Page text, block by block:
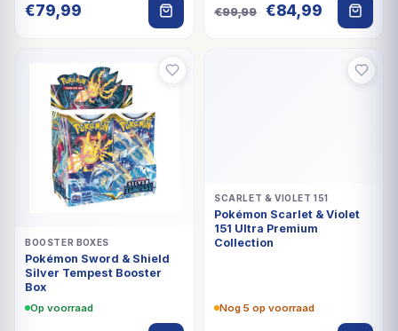
€79,99 €99,99
Oorspronkelijke
€84,99 Huidige
prijs
€84,99.
BOOSTER BOXES
Pokémon Sword & Shield
Silver Tempest Booster
Box
Op voorraad
SCARLET & VIOLET 151
Pokémon Scarlet & Violet
151 Ultra Premium
Collection
Nog 5 op voorraad